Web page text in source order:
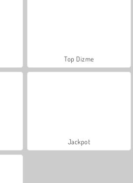
Top Dizme
Jackpot